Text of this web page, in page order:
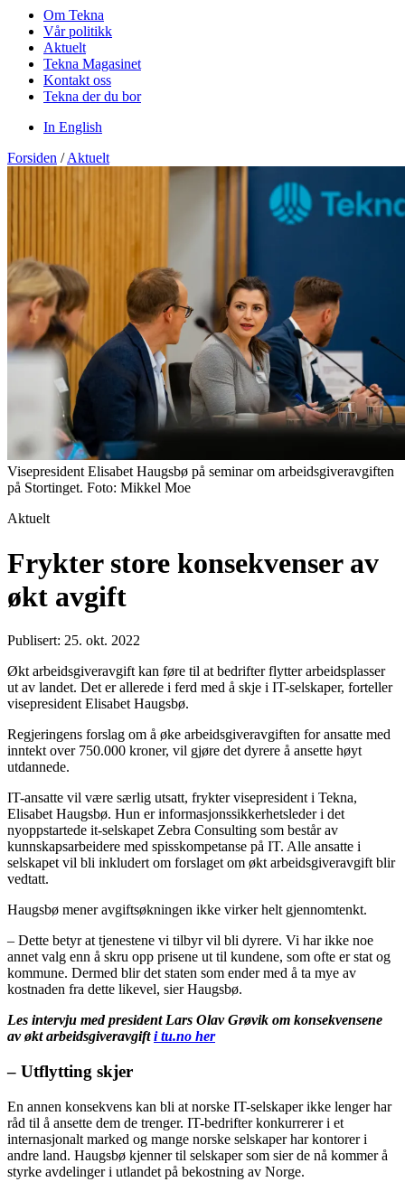
Om Tekna
Vår politikk
Aktuelt
Tekna Magasinet
Kontakt oss
Tekna der du bor
In English
Forsiden / Aktuelt
Visepresident Elisabet Haugsbø på seminar om arbeidsgiveravgiften
på Stortinget. Foto: Mikkel Moe
Aktuelt
Frykter store konsekvenser av
økt avgift
Publisert: 25. okt. 2022
Økt arbeidsgiveravgift kan føre til at bedrifter flytter arbeidsplasser
ut av landet. Det er allerede i ferd med å skje i IT-selskaper, forteller
visepresident Elisabet Haugsbø.
Regjeringens forslag om å øke arbeidsgiveravgiften for ansatte med
inntekt over 750.000 kroner, vil gjøre det dyrere å ansette høyt
utdannede.
IT-ansatte vil være særlig utsatt, frykter visepresident i Tekna,
Elisabet Haugsbø. Hun er informasjonssikkerhetsleder i det
nyoppstartede it-selskapet Zebra Consulting som består av
kunnskapsarbeidere med spisskompetanse på IT. Alle ansatte i
selskapet vil bli inkludert om forslaget om økt arbeidsgiveravgift blir
vedtatt.
Haugsbø mener avgiftsøkningen ikke virker helt gjennomtenkt.
– Dette betyr at tjenestene vi tilbyr vil bli dyrere. Vi har ikke noe
annet valg enn å skru opp prisene ut til kundene, som ofte er stat og
kommune. Dermed blir det staten som ender med å ta mye av
kostnaden fra dette likevel, sier Haugsbø.
Les intervju med president Lars Olav Grøvik om konsekvensene
av økt arbeidsgiveravgifti tu.no her
– Utflytting skjer
En annen konsekvens kan bli at norske IT-selskaper ikke lenger har
råd til å ansette dem de trenger. IT-bedrifter konkurrerer i et
internasjonalt marked og mange norske selskaper har kontorer i
andre land. Haugsbø kjenner til selskaper som sier de nå kommer å
styrke avdelinger i utlandet på bekostning av Norge.